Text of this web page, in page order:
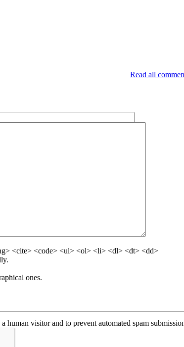
Read all
<cite> <code> <ul> <ol> <li> <dl> <dt> <dd>
ones.
human visitor and to prevent automated spam